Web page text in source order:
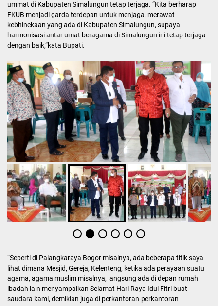
ummat di Kabupaten Simalungun tetap terjaga. “Kita berharap
FKUB menjadi garda terdepan untuk menjaga, merawat
kebhinekaan yang ada di Kabupaten Simalungun, supaya
harmonisasi antar umat beragama di Simalungun ini tetap terjaga
dengan baik,”kata Bupati.
“Seperti di Palangkaraya Bogor misalnya, ada beberapa titik saya
lihat dimana Mesjid, Gereja, Kelenteng, ketika ada perayaan suatu
agama, agama muslim misalnya, langsung ada di depan rumah
ibadah lain menyampaikan Selamat Hari Raya Idul Fitri buat
saudara kami, demikian juga di perkantoran-perkantoran